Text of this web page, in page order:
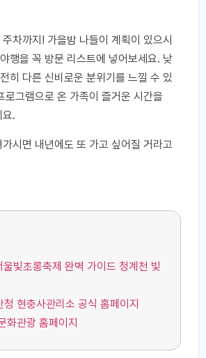
차까지! 가을밤 나들이 계획이 있으시
행을 꼭 방문 리스트에 넣어보세요. 낮
히 다른 신비로운 분위기를 느낄 수 있
로그램으로 온 가족이 즐거운 시간을
.
시면 내년에도 또 가고 싶어질 거라고
빛초롱축제 완벽 가이드 청계천 빛
청 현충사관리소 공식 홈페이지
화관광 홈페이지